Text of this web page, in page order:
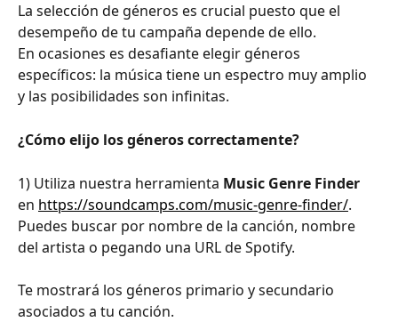
La selección de géneros es crucial puesto que el
desempeño de tu campaña depende de ello.
En ocasiones es desafiante elegir géneros
específicos: la música tiene un espectro muy amplio
y las posibilidades son infinitas.
¿Cómo elijo los géneros correctamente?
1) Utiliza nuestra herramienta Music Genre Finder
en https://soundcamps.com/music-genre-finder/.
Puedes buscar por nombre de la canción, nombre
del artista o pegando una URL de Spotify.
Te mostrará los géneros primario y secundario
asociados a tu canción.